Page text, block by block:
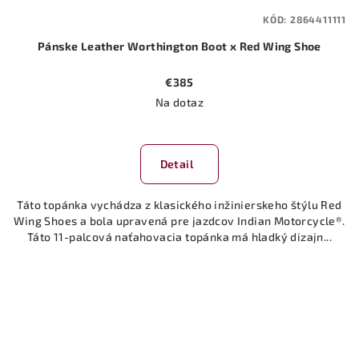
Pánske Leather Worthington Boot x Red Wing Shoe
€385
Na dotaz
Detail
Táto topánka vychádza z klasického inžinierskeho štýlu Red
Wing Shoes a bola upravená pre jazdcov Indian Motorcycle®.
Táto 11-palcová naťahovacia topánka má hladký dizajn...
KÓD: 2864411111